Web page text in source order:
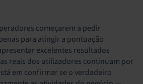
começarem a pedir
para atingir a pontuação
excelentes resultados
reais dos utilizadores continuam por
em confirmar se o verdadeiro